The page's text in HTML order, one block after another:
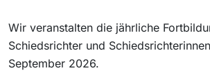
Wir veranstalten die jährliche
Schiedsrichter und
September 2026.